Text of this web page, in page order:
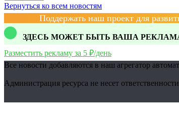
Вернуться ко всем новостям
Поддержать наш проект для
ЗДЕСЬ МОЖЕТ БЫТЬ ВАША
Разместить рекламу за 5 ₽/день
Все новости добавляются в наш агрегатор
Администрация ресурса не несет